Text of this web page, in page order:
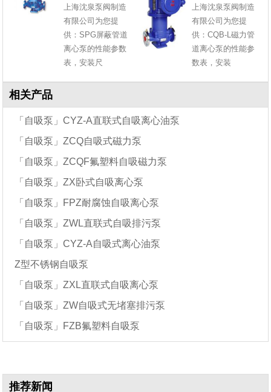
上海沈泉泵阀制造
有限公司为您提
供：SPG屏蔽管道
离心泵的性能参数
表，安装尺
上海沈泉泵阀制造
有限公司为您提
供：CQB-L磁力管
道离心泵的性能参
数表，安装
相关产品
「自吸泵」CYZ-A直联式自吸离心油泵
「自吸泵」ZCQ自吸式磁力泵
「自吸泵」ZCQF氟塑料自吸磁力泵
「自吸泵」ZX卧式自吸离心泵
「自吸泵」FPZ耐腐蚀自吸离心泵
「自吸泵」ZWL直联式自吸排污泵
「自吸泵」CYZ-A自吸式离心油泵
Z型不锈钢自吸泵
「自吸泵」ZXL直联式自吸离心泵
「自吸泵」ZW自吸式无堵塞排污泵
「自吸泵」FZB氟塑料自吸泵
推荐新闻